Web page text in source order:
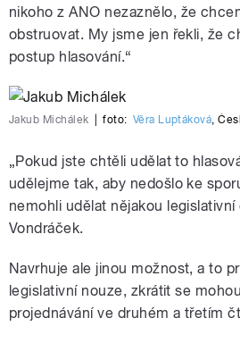
nikoho z ANO nezaznělo, že
obstruovat. My jsme jen řekli, že
postup hlasování.“
Jakub Michálek foto: Věra Luptáková ,
„Pokud jste chtěli udělat to
udělejme tak, aby nedošlo ke
nemohli udělat nějakou
Vondráček.
Navrhuje ale jinou možnost, a to
legislativní nouze, zkrátit se
projednávání ve druhém a třetím